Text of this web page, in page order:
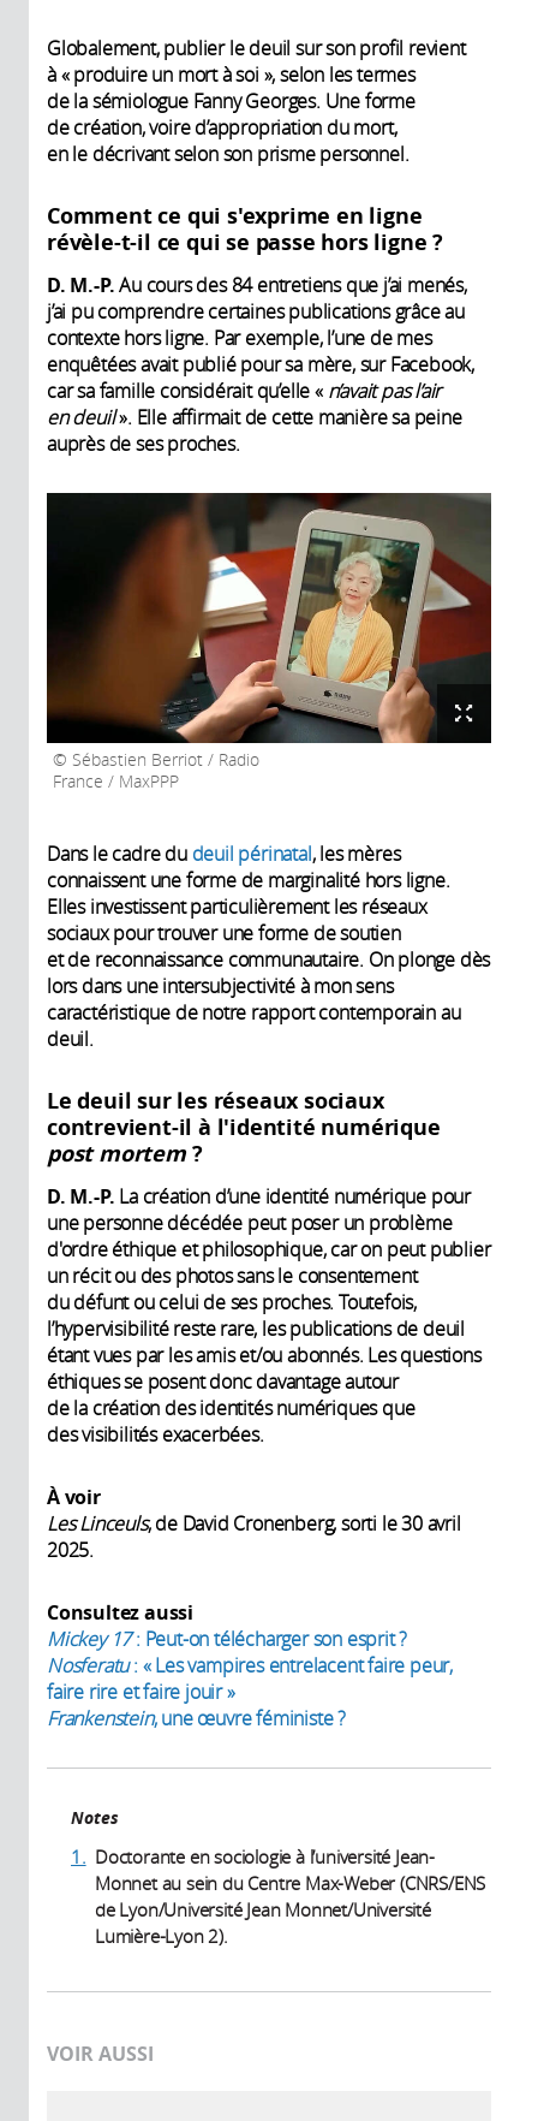
Globalement, publier le deuil sur son profil revient
à « produire un mort à soi », selon les termes
de la sémiologue Fanny Georges. Une forme
de création, voire d’appropriation du mort,
en le décrivant selon son prisme personnel.
Comment ce qui s'exprime en ligne
révèle-t-il ce qui se passe hors ligne ?
D. M.-P.Au cours des 84 entretiens que j’ai menés,
j’ai pu comprendre certaines publications grâce au
contexte hors ligne. Par exemple, l’une de mes
enquêtées avait publié pour sa mère, sur Facebook,
car sa famille considérait qu’elle « n’avait pas l’air
en deuil». Elle affirmait de cette manière sa peine
auprès de ses proches.
Sébastien Berriot / Radio
France / MaxPPP
Dans le cadre du deuil périnatal, les mères
connaissent une forme de marginalité hors ligne.
Elles investissent particulièrement les réseaux
sociaux pour trouver une forme de soutien
et de reconnaissance communautaire. On plonge dès
lors dans une intersubjectivité à mon sens
caractéristique de notre rapport contemporain au
deuil.
Le deuil sur les réseaux sociaux
contrevient-il à l'identité numérique
post mortem?
D. M.-P. La création d’une identité numérique pour
une personne décédée peut poser un problème
d'ordre éthique et philosophique, car on peut publier
un récit ou des photos sans le consentement
du défunt ou celui de ses proches. Toutefois,
l’hypervisibilité reste rare, les publications de deuil
étant vues par les amis et/ou abonnés. Les questions
éthiques se posent donc davantage autour
de la création des identités numériques que
des visibilités exacerbées.
À voir
Les Linceuls, de David Cronenberg, sorti le 30 avril
2025.
Consultez aussi
Mickey 17: Peut-on télécharger son esprit ?
Nosferatu: « Les vampires entrelacent faire peur,
faire rire et faire jouir »
Frankenstein, une œuvre féministe ?
Notes
1. Doctorante en sociologie à l’université Jean-
Monnet au sein du Centre Max-Weber (CNRS/ENS
de Lyon/Université Jean Monnet/Université
Lumière-Lyon 2).
VOIR AUSSI